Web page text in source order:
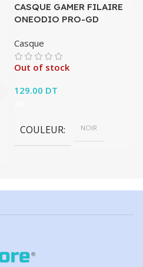
CASQUE GAMER FILAIRE
ONEODIO PRO-GD
Casque
Out of stock
129.00 DT
COULEUR NOIR